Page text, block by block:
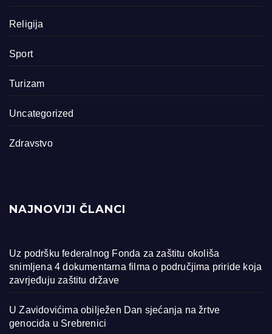
Religija
Sport
Turizam
Uncategorized
Zdravstvo
NAJNOVIJI ČLANCI
Uz podršku federalnog Fonda za zaštitu okoliša
snimljena 4 dokumentarna filma o područjima priride koja
zavrjeđuju zaštitu države
U Zavidovićima obilježen Dan sjećanja na žrtve
genocida u Srebrenici